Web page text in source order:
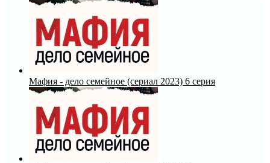
Мафия - дело семейное (сериал 2023) 6 серия